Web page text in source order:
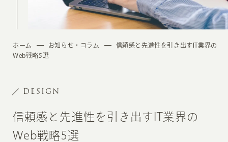
ホーム お知らせ・コラム
信頼感と先進性を引き出すIT業界の
Web戦略5選
DESIGN
信頼感と先進性を引き出すIT業界の
Web戦略5選